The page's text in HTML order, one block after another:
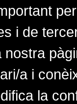
i de
nostra
a i
la